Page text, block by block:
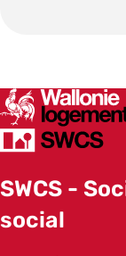
SWCS
SWCS -
social